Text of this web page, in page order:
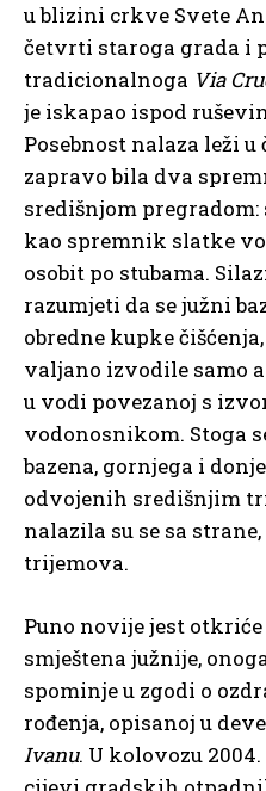
u blizini crkve Svete
četvrti staroga grada i
tradicionalnoga Via
je iskapao ispod
Posebnost nalaza leži
zapravo bila dva
središnjom
kao spremnik slatke
osobit po stubama.
razumjeti da se južni
obredne kupke čišćenja,
valjano izvodile samo
u vodi povezanoj s
vodonosnikom. Stoga
bazena, gornjega i
odvojenih središnjim
nalazila su se sa
trijemova.
Puno novije jest
smještena južnije,
spominje u zgodi o
rođenja, opisanoj u
Ivanu. U kolovozu